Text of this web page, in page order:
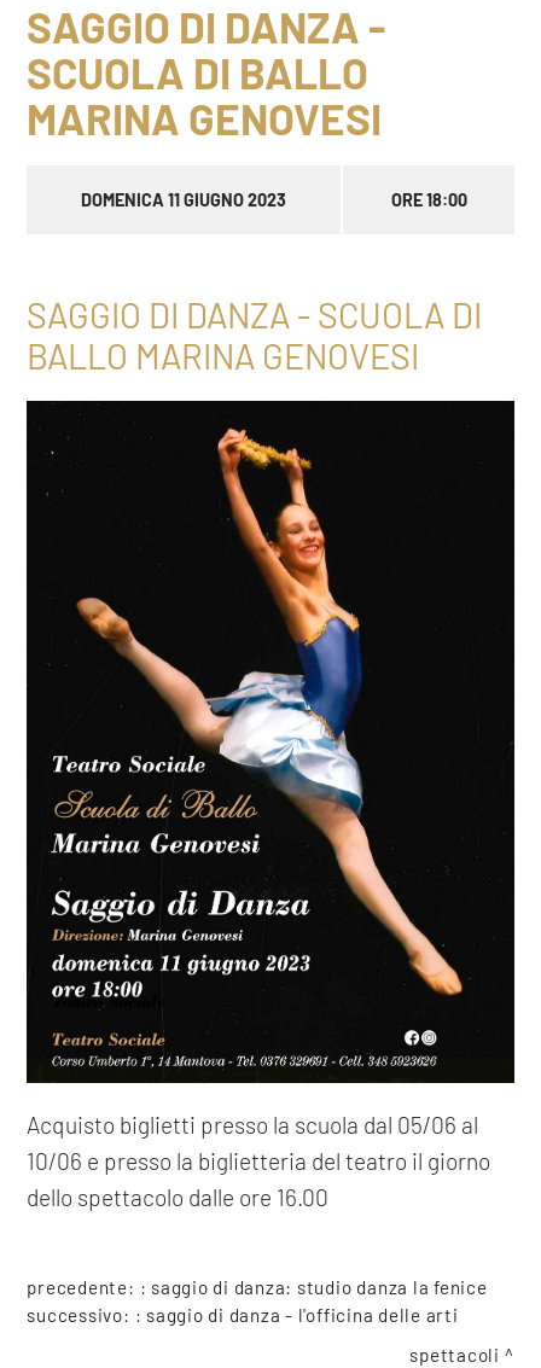
SAGGIO DI DANZA -
SCUOLA DI BALLO
MARINA GENOVESI
DOMENICA 11 GIUGNO 2023 ORE 18:00
SAGGIO DI DANZA - SCUOLA DI
BALLO MARINA GENOVESI
Acquisto biglietti presso la scuola dal 05/06 al
10/06 e presso la biglietteria del teatro il giorno
dello spettacolo dalle ore 16.00
precedente: : saggio di danza: studio danza la fenice
successivo: : saggio di danza - l'officina delle arti
spettacoli